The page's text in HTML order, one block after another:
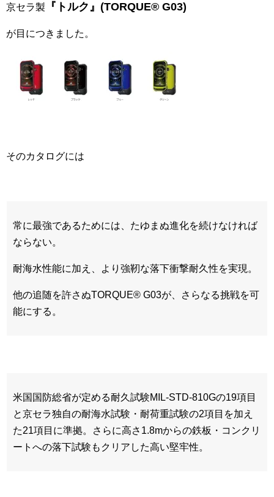
京セラ製 『トルク』(TORQUE® G03)
が目につきました。
そのカタログには
常に最強であるためには、たゆまぬ進化を続けなければ
ならない。
耐海水性能に加え、より強靭な落下衝撃耐久性を実現。
他の追随を許さぬTORQUE® G03が、さらなる挑戦を可
能にする。
米国国防総省が定める耐久試験MIL-STD-810Gの19項目
と京セラ独自の耐海水試験・耐荷重試験の2項目を加え
た21項目に準拠。さらに高さ1.8mからの鉄板・コンクリ
ートへの落下試験もクリアした高い堅牢性。